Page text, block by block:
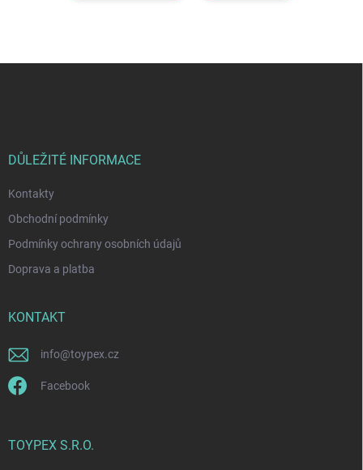
DŮLEŽITÉ INFORMACE
Kontakty
Obchodní podmínky
Podmínky ochrany osobních údajů
Doprava a platba
KONTAKT
info@toypex.cz
Facebook
TOYPEX S.R.O.